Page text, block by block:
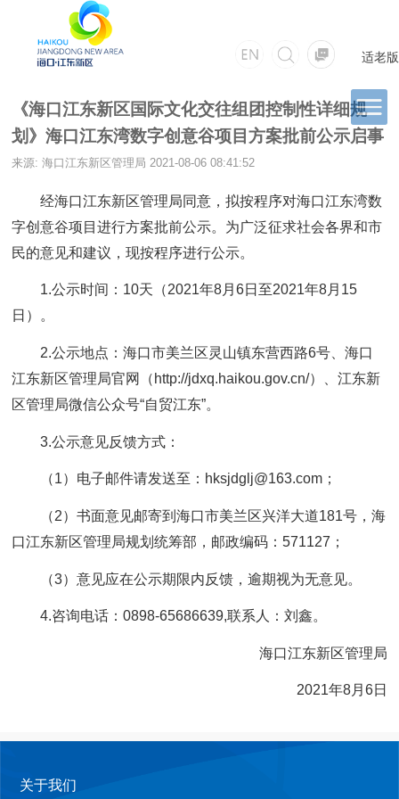
适老版
《海口江东新区国际文化交往组团控制性详细规
划》海口江东湾数字创意谷项目方案批前公示启事
来源: 海口江东新区管理局 2021-08-06 08:41:52
经海口江东新区管理局同意，拟按程序对海口江东湾数
字创意谷项目进行方案批前公示。为广泛征求社会各界和市
民的意见和建议，现按程序进行公示。
1.公示时间：10天（2021年8月6日至2021年8月15
日）。
2.公示地点：海口市美兰区灵山镇东营西路6号、海口
江东新区管理局官网（http://jdxq.haikou.gov.cn/）、江东新
区管理局微信公众号“自贸江东”。
3.公示意见反馈方式：
（1）电子邮件请发送至：hksjdglj@163.com；
（2）书面意见邮寄到海口市美兰区兴洋大道181号，海
口江东新区管理局规划统筹部，邮政编码：571127；
（3）意见应在公示期限内反馈，逾期视为无意见。
4.咨询电话：0898-65686639,联系人：刘鑫。
海口江东新区管理局
2021年8月6日
关于我们